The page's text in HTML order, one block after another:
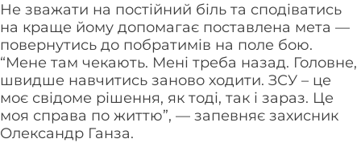
Не зважати на постійний біль та сподіватись
на краще йому допомагає поставлена мета —
повернутись до побратимів на поле бою.
“Мене там чекають. Мені треба назад. Головне,
швидше навчитись заново ходити. ЗСУ – це
моє свідоме рішення, як тоді, так і зараз. Це
моя справа по життю”, — запевняє захисник
Олександр Ганза.